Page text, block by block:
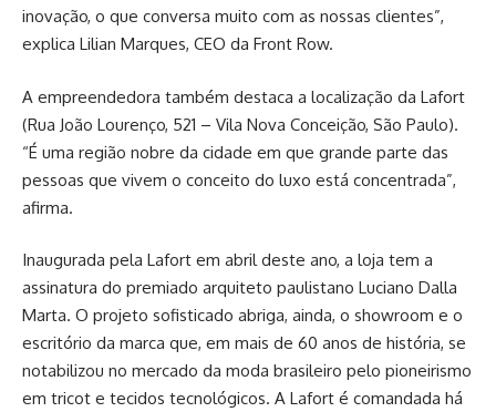
inovação, o que conversa muito com as nossas clientes”,
explica Lilian Marques, CEO da Front Row.
A empreendedora também destaca a localização da Lafort
(Rua João Lourenço, 521 – Vila Nova Conceição, São Paulo).
“É uma região nobre da cidade em que grande parte das
pessoas que vivem o conceito do luxo está concentrada”,
afirma.
Inaugurada pela Lafort em abril deste ano, a loja tem a
assinatura do premiado arquiteto paulistano Luciano Dalla
Marta. O projeto sofisticado abriga, ainda, o showroom e o
escritório da marca que, em mais de 60 anos de história, se
notabilizou no mercado da moda brasileiro pelo pioneirismo
em tricot e tecidos tecnológicos. A Lafort é comandada há